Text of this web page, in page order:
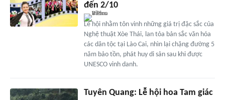
đến 2/10
Lễ hội nhằm tôn vinh những giá trị đặc sắc của
Nghệ thuật Xòe Thái, lan tỏa bản sắc văn hóa
các dân tộc tại Lào Cai, nhìn lại chặng đường 5
năm bảo tồn, phát huy di sản sau khi được
UNESCO vinh danh.
Tuyên Quang: Lễ hội hoa Tam giác